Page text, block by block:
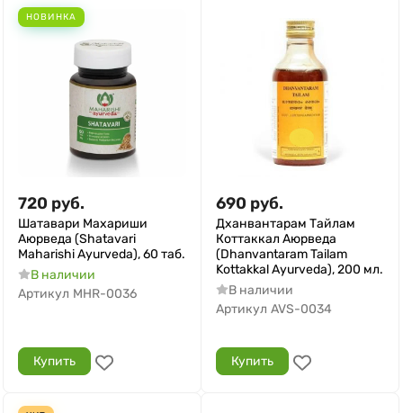
НОВИНКА
720 руб.
Шатавари Махариши
Аюрведа (Shatavari
Maharishi Ayurveda), 60 таб.
В наличии
Артикул MHR-0036
Купить
690 руб.
Дханвантарам Тайлам
Коттаккал Аюрведа
(Dhanvantaram Tailam
Kottakkal Ayurveda), 200 мл.
В наличии
Артикул AVS-0034
Купить